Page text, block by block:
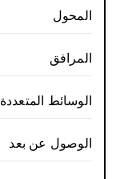
المحول
المرافق
الوسائط المتعددة
الوصول عن بعد